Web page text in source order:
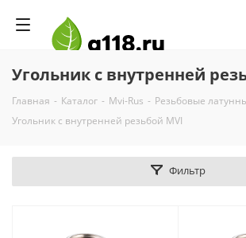
Угольник с внутренней
Главная - Каталог - Mvi-Rus - Резьбовые
Угольник с внутренней резьбой MVI
Фильтр